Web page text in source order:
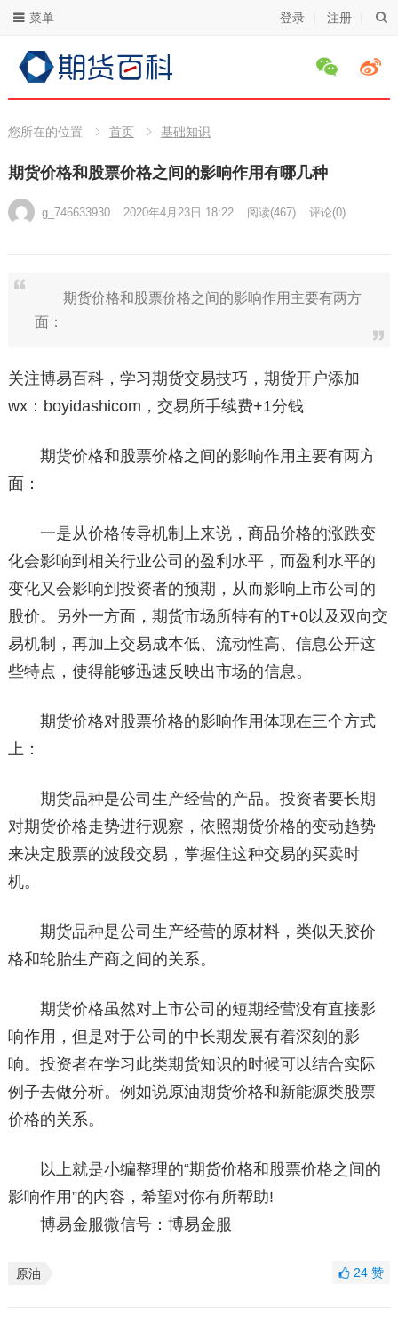
登录 注册
菜单
您所在的位置 首页 基础知识
期货价格和股票价格之间的影响作用有哪几种
g_746633930 2020年4月23日 18:22 阅读(467) 评论(0)
期货价格和股票价格之间的影响作用主要有两方
面：
关注博易百科，学习期货交易技巧，期货开户添加
wx：boyidashicom，交易所手续费+1分钱
期货价格和股票价格之间的影响作用主要有两方
面：
一是从价格传导机制上来说，商品价格的涨跌变
化会影响到相关行业公司的盈利水平，而盈利水平的
变化又会影响到投资者的预期，从而影响上市公司的
股价。另外一方面，期货市场所特有的T+0以及双向交
易机制，再加上交易成本低、流动性高、信息公开这
些特点，使得能够迅速反映出市场的信息。
期货价格对股票价格的影响作用体现在三个方式
上：
期货品种是公司生产经营的产品。投资者要长期
对期货价格走势进行观察，依照期货价格的变动趋势
来决定股票的波段交易，掌握住这种交易的买卖时
机。
期货品种是公司生产经营的原材料，类似天胶价
格和轮胎生产商之间的关系。
期货价格虽然对上市公司的短期经营没有直接影
响作用，但是对于公司的中长期发展有着深刻的影
响。投资者在学习此类期货知识的时候可以结合实际
例子去做分析。例如说原油期货价格和新能源类股票
价格的关系。
以上就是小编整理的“期货价格和股票价格之间的
影响作用”的内容，希望对你有所帮助!
博易金服微信号：博易金服
原油 24赞